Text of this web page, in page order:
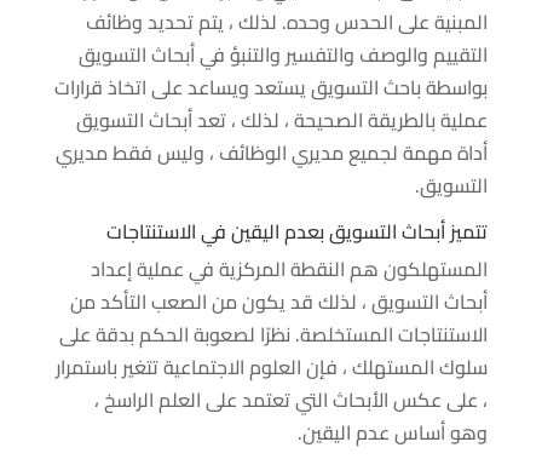
المبنية على الحدس وحده. لذلك ، يتم تحديد وظائف
التقييم والوصف والتفسير والتنبؤ في أبحاث التسويق
بواسطة باحث التسويق يستعد ويساعد على اتخاذ قرارات
عملية بالطريقة الصحيحة ، لذلك ، تعد أبحاث التسويق
أداة مهمة لجميع مديري الوظائف ، وليس فقط مديري
التسويق.
تتميز أبحاث التسويق بعدم اليقين في الاستنتاجات
المستهلكون هم النقطة المركزية في عملية إعداد
أبحاث التسويق ، لذلك قد يكون من الصعب التأكد من
الاستنتاجات المستخلصة. نظرًا لصعوبة الحكم بدقة على
سلوك المستهلك ، فإن العلوم الاجتماعية تتغير باستمرار
، على عكس الأبحاث التي تعتمد على العلم الراسخ ،
وهو أساس عدم اليقين.